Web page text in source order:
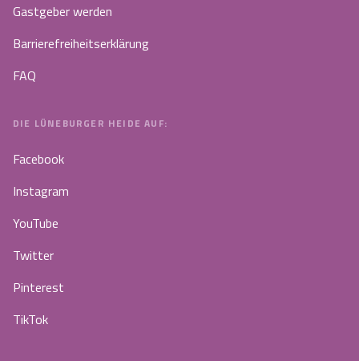
Gastgeber werden
Barrierefreiheitserklärung
FAQ
DIE LÜNEBURGER HEIDE AUF:
Facebook
Instagram
YouTube
Twitter
Pinterest
TikTok